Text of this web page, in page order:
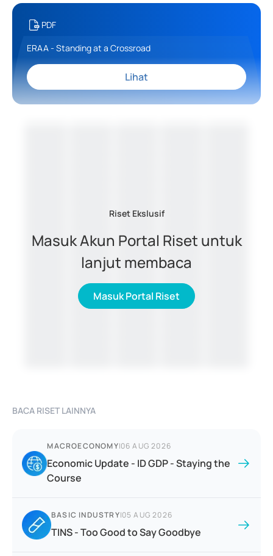
PDF
ERAA - Standing at a Crossroad
Lihat
Riset Ekslusif
Masuk Akun Portal Riset untuk
lanjut membaca
Masuk Portal Riset
BACA RISET LAINNYA
MACROECONOMY|06 AUG 2026
Economic Update - ID GDP - Staying the
Course
BASIC INDUSTRY|05 AUG 2026
TINS - Too Good to Say Goodbye